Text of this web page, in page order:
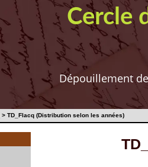
Cercle
Dépouillement
> TD_Flacq (Distribution selon les années)